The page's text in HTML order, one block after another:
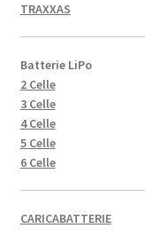
TRAXXAS
Batterie LiPo
2 Celle
3 Celle
4 Celle
5 Celle
6 Celle
CARICABATTERIE